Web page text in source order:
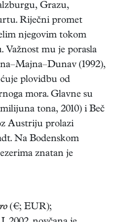
Grazu,
Riječni promet
njegovim tokom
mu je porasla
(1992),
plovidbu od
mora. Glavne su
tona, 2010) i Beč
Austriju prolazi
Na Bodenskom
znatan je
(€; EUR);